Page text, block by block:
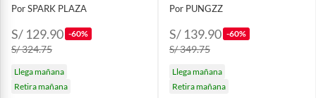
Por SPARK PLAZA
S/ 129.90 -60%
S/ 324.75
Llega mañana
Retira mañana
Por PUNGZZ
S/ 139.90 -60%
S/ 349.75
Llega mañana
Retira mañana